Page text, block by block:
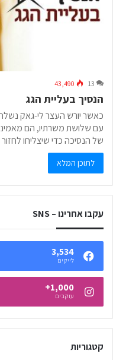
13
43,490
הנסיך בעליית הגג
עם שלושת משרתיו, הם
של הנסיכה כדי שיצליחו
לתוכן המלא
עקבו אחרינו – SNS
3,534
לייקים
1,000+
עוקבים
קטגוריות